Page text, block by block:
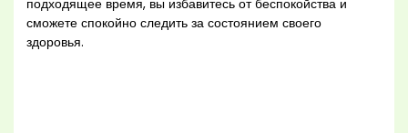
подходящее время, вы избавитесь от беспокойства и
сможете спокойно следить за состоянием своего
здоровья.